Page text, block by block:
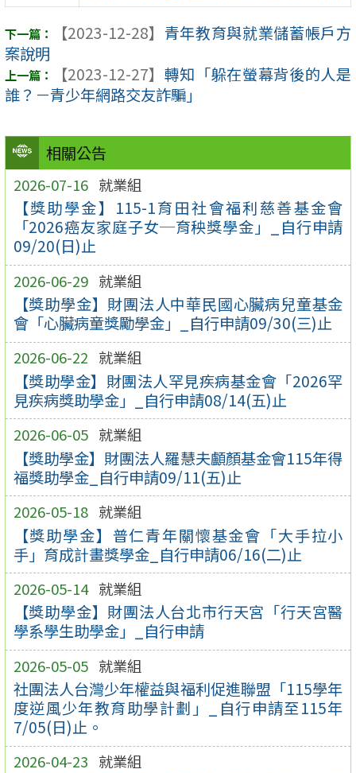
相關公告
2026-07-16 就業組
【獎助學金】115-1育田社會福利慈善基金會
「2026癌友家庭子女─育秧獎學金」_自行申請
09/20(日)止
2026-06-29 就業組
【獎助學金】財團法人中華民國心臟病兒童基金
會「心臟病童獎勵學金」_自行申請09/30(三)止
2026-06-22 就業組
【獎助學金】財團法人罕見疾病基金會「2026罕
見疾病獎助學金」_自行申請08/14(五)止
2026-06-05 就業組
【獎助學金】財團法人羅慧夫顱顏基金會115年得
福獎助學金_自行申請09/11(五)止
2026-05-18 就業組
【獎助學金】普仁青年關懷基金會「大手拉小
手」育成計畫獎學金_自行申請06/16(二)止
2026-05-14 就業組
【獎助學金】財團法人台北市行天宮「行天宮醫
學系學生助學金」_自行申請
2026-05-05 就業組
社團法人台灣少年權益與福利促進聯盟「115學年
度逆風少年教育助學計劃」_自行申請至115年
7/05(日)止。
2026-04-23 就業組
【2023-12-28】 青年教育與就業儲蓄帳戶方
案說明
【2023-12-27】 轉知「躲在螢幕背後的人是
誰？－青少年網路交友詐騙」